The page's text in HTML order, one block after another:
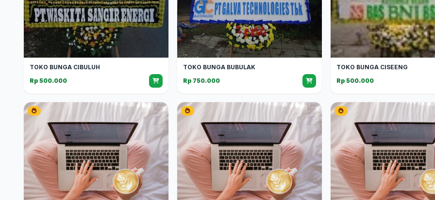
TOKO BUNGA CIBULUH
Rp 500.000
TOKO BUNGA BUBULAK
Rp 750.000
TOKO BUNGA CISEENG
Rp 500.000